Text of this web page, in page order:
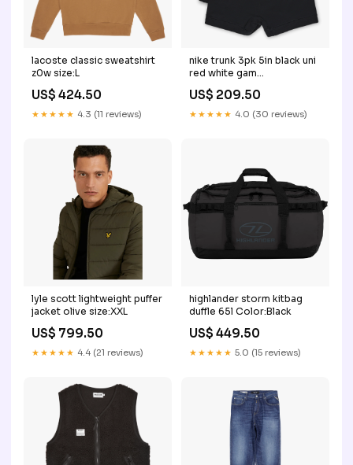
lacoste classic sweatshirt
z0w size:L
US$ 424.50
★★★★★ 4.3 (11 reviews)
nike trunk 3pk 5in black uni
red white gam
701203923003
US$ 209.50
★★★★★ 4.0 (30 reviews)
lyle scott lightweight puffer
jacket olive size:XXL
US$ 799.50
★★★★★ 4.4 (21 reviews)
highlander storm kitbag
duffle 65l Color:Black
US$ 449.50
★★★★★ 5.0 (15 reviews)